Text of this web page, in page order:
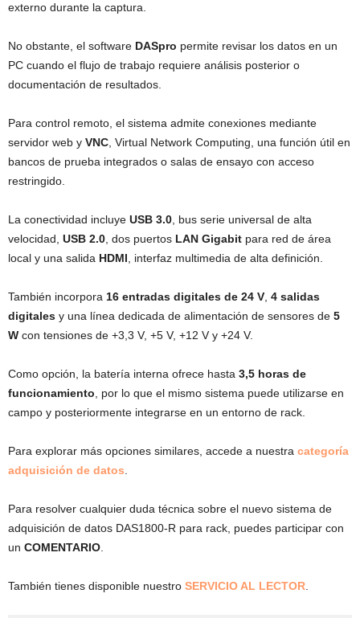
externo durante la captura.
No obstante, el software DASpro permite revisar los datos en un
PC cuando el flujo de trabajo requiere análisis posterior o
documentación de resultados.
Para control remoto, el sistema admite conexiones mediante
servidor web y VNC , Virtual Network Computing, una función útil en
bancos de prueba integrados o salas de ensayo con acceso
restringido.
La conectividad incluye USB 3.0 , bus serie universal de alta
velocidad, USB 2.0 , dos puertos LAN Gigabit para red de área
local y una salida HDMI , interfaz multimedia de alta definición.
También incorpora 16 entradas digitales de 24 V 4 salidas
digitales y una línea dedicada de alimentación de sensores de 5
W con tensiones de +3,3 V, +5 V, +12 V y +24 V.
Como opción, la batería interna ofrece hasta 3,5 horas de
funcionamiento , por lo que el mismo sistema puede utilizarse en
campo y posteriormente integrarse en un entorno de rack.
Para explorar más opciones similares, accede a nuestra categoría
adquisición de datos
Para resolver cualquier duda técnica sobre el nuevo sistema de
adquisición de datos DAS1800-R para rack, puedes participar con
un COMENTARIO
También tienes disponible nuestro SERVICIO AL LECTOR